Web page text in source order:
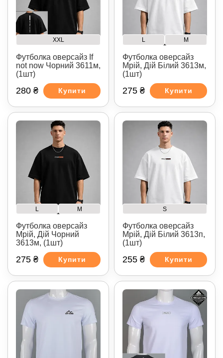
XXL
Футболка оверсайз If
not now Чорний 3611м,
(1шт)
280 ₴ Купити
L M
Футболка оверсайз
Мрій, Дій Білий 3613м,
(1шт)
275 ₴ Купити
L M
Футболка оверсайз
Мрій, Дій Чорний
3613м, (1шт)
275 ₴ Купити
S
Футболка оверсайз
Мрій, Дій Білий 3613п,
(1шт)
255 ₴ Купити